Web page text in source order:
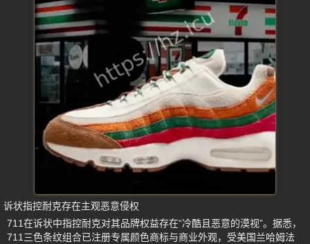
诉状指控耐克存在主观恶意侵权
711在诉状中指控耐克对其品牌权益存在“冷酷且恶意的漠视”。据悉，
711三色条纹组合已注册专属颜色商标与商业外观，受美国兰哈姆法